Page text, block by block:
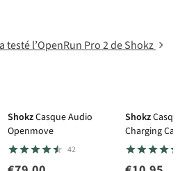
testé l’OpenRun Pro 2 de Shokz
ShokzCasque Audio
Openmove
42
Shokz
Charging
Aeropex/